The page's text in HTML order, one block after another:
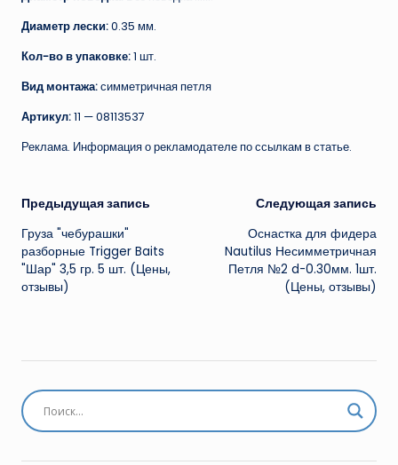
Диаметр лески:0.35 мм.
Кол-во в упаковке:1 шт.
Вид монтажа:симметричная петля
Артикул:11 — 08113537
Реклама. Информация о рекламодателе по ссылкам в статье.
Навигация
записи
Предыдущая запись
Груза "чебурашки"
разборные Trigger Baits
"Шар" 3,5 гр. 5 шт. (Цены,
отзывы)
Следующая запись
Оснастка для фидера
Nautilus Несимметричная
Петля №2 d-0.30мм. 1шт.
(Цены, отзывы)